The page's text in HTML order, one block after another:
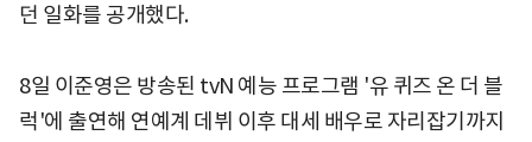
던 일화를 공개했다.
8일 이준영은 방송된 tvN 예능 프로그램 '유 퀴즈 온 더 블
럭'에 출연해 연예계 데뷔 이후 대세 배우로 자리잡기까지